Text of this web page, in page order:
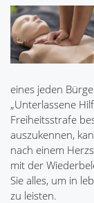
eines jeden
„Unterlassene
Freiheitsstrafe
auszukennen,
nach einem
mit der
Sie alles, um in
zu leisten.